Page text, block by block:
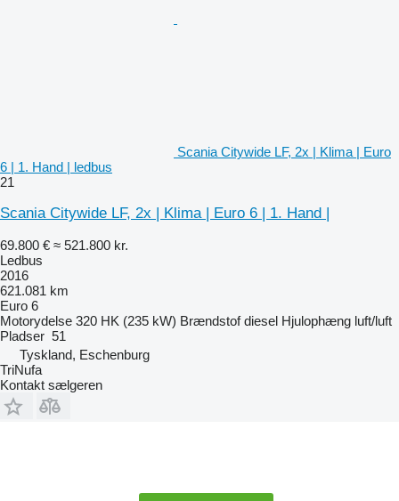
Scania Citywide LF, 2x | Klima | Euro
6 | 1. Hand | ledbus
21
Scania Citywide LF, 2x | Klima | Euro 6 | 1. Hand |
69.800 € ≈ 521.800 kr.
Ledbus
2016
621.081 km
Euro 6
Motorydelse 320 HK (235 kW) Brændstof diesel Hjulophæng luft/luft
Pladser 51
Tyskland, Eschenburg
TriNufa
Kontakt sælgeren